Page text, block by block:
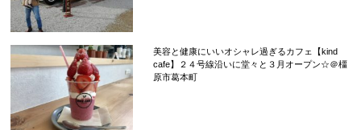
美容と健康にいいオシャレ過ぎるカフェ【kind
cafe】２４号線沿いに堂々と３月オープン☆＠橿
原市葛本町